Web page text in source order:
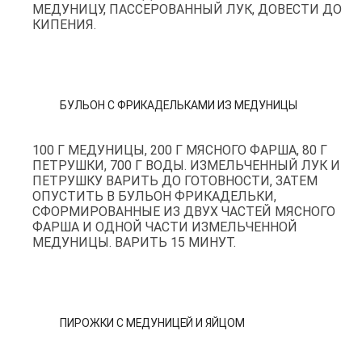
МЕДУНИЦУ, ПАССЕРОВАННЫЙ ЛУК, ДОВЕСТИ ДО
КИПЕНИЯ.
БУЛЬОН С ФРИКАДЕЛЬКАМИ ИЗ МЕДУНИЦЫ
100 Г МЕДУНИЦЫ, 200 Г МЯСНОГО ФАРША, 80 Г
ПЕТРУШКИ, 700 Г ВОДЫ. ИЗМЕЛЬЧЕННЫЙ ЛУК И
ПЕТРУШКУ ВАРИТЬ ДО ГОТОВНОСТИ, ЗАТЕМ
ОПУСТИТЬ В БУЛЬОН ФРИКАДЕЛЬКИ,
СФОРМИРОВАННЫЕ ИЗ ДВУХ ЧАСТЕЙ МЯСНОГО
ФАРША И ОДНОЙ ЧАСТИ ИЗМЕЛЬЧЕННОЙ
МЕДУНИЦЫ. ВАРИТЬ 15 МИНУТ.
ПИРОЖКИ С МЕДУНИЦЕЙ И ЯЙЦОМ